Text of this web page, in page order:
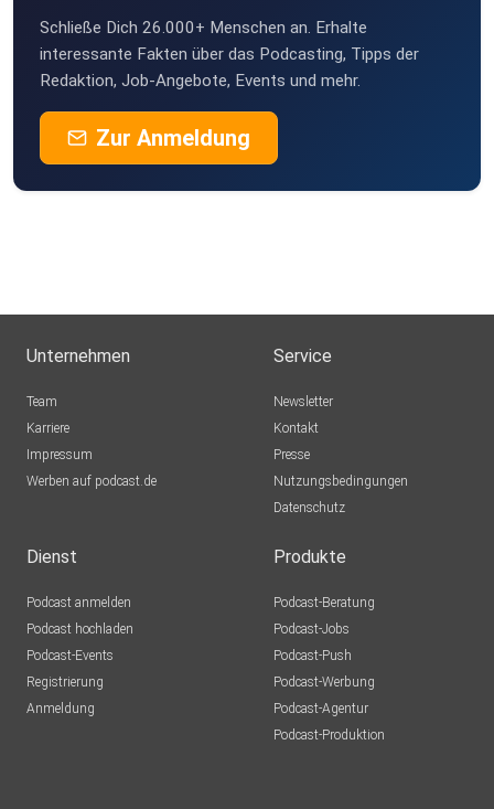
Schließe Dich 26.000+ Menschen an. Erhalte
interessante Fakten über das Podcasting, Tipps der
Redaktion, Job-Angebote, Events und mehr.
Zur Anmeldung
Unternehmen
Team
Karriere
Impressum
Werben auf podcast.de
Service
Newsletter
Kontakt
Presse
Nutzungsbedingungen
Datenschutz
Dienst
Podcast anmelden
Podcast hochladen
Podcast-Events
Registrierung
Anmeldung
Produkte
Podcast-Beratung
Podcast-Jobs
Podcast-Push
Podcast-Werbung
Podcast-Agentur
Podcast-Produktion